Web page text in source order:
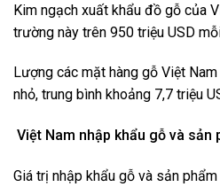
Kim ngạch xuất khẩu đồ gỗ của
trường này trên 950 triệu USD
Lượng các mặt hàng gỗ Việt
nhỏ, trung bình khoảng 7,7 triệu
Việt Nam nhập khẩu gỗ và sản
Giá trị nhập khẩu gỗ và sản